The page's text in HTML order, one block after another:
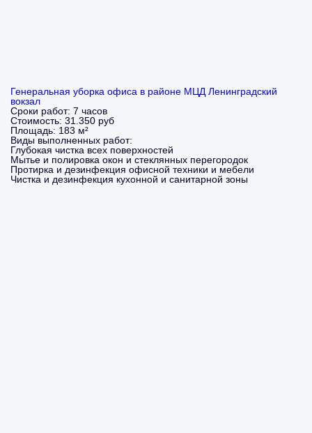
Генеральная уборка офиса в районе МЦД Ленинградский
вокзал
Сроки работ: 7 часов
Стоимость: 31.350 руб
Площадь: 183 м²
Виды выполненных работ:
Глубокая чистка всех поверхностей
Мытье и полировка окон и стеклянных перегородок
Протирка и дезинфекция офисной техники и мебели
Чистка и дезинфекция кухонной и санитарной зоны